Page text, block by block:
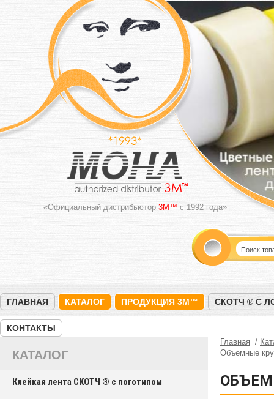
«Официальный дистрибьютор 3M™ с 1992 года»
ГЛАВНАЯ КАТАЛОГ ПРОДУКЦИЯ 3M™ СКОТЧ ® С
КОНТАКТЫ
Главная
Объемные
КАТАЛОГ
Клейкая лента СКОТЧ ® с логотипом